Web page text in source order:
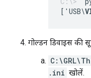
['USB\
गोल्डन डिवाइस की
.ini खोलें.